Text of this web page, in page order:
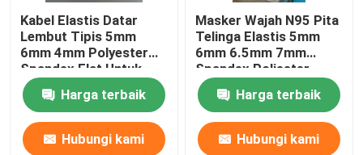
Kabel Elastis Datar
Lembut Tipis 5mm
6mm 4mm Polyester
Spandex Flat Untuk
Masker Wajah 3D
Harga terbaik
Hubungi kami
Masker Wajah N95 Pita
Telinga Elastis 5mm
6mm 6.5mm 7mm
Spandex Poliester
Putih
Harga terbaik
Hubungi kami